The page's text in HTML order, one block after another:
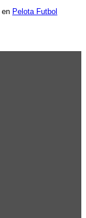
en Pelota Futbol